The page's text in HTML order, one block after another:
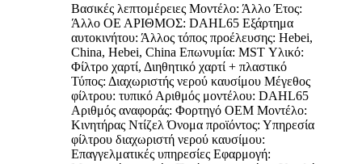
Βασικές λεπτομέρειες Μοντέλο: Άλλο Έτος:
Άλλο ΟΕ ΑΡΙΘΜΟΣ: DAHL65 Εξάρτημα
αυτοκινήτου: Άλλος τόπος προέλευσης: Hebei,
China, Hebei, China Επωνυμία: MST Υλικό:
Φίλτρο χαρτί, Διηθητικό χαρτί + πλαστικό
Τύπος: Διαχωριστής νερού καυσίμου Μέγεθος
φίλτρου: τυπικό Αριθμός μοντέλου: DAHL65
Αριθμός αναφοράς: Φορτηγό OEM Μοντέλο:
Κινητήρας Ντίζελ Όνομα προϊόντος: Υπηρεσία
φίλτρου διαχωριστή νερού καυσίμου:
Επαγγελματικές υπηρεσίες Εφαρμογή: